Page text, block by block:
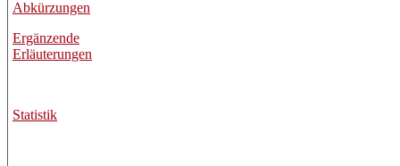
Abkürzungen
Ergänzende
Erläuterungen
Statistik